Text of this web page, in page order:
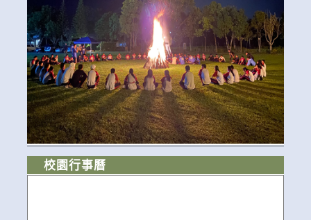
校園行事曆